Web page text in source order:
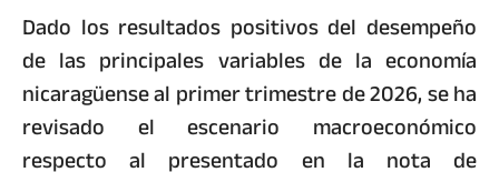
Dado los resultados positivos del desempeño
de las principales variables de la economía
nicaragüense al primer trimestre de 2026, se ha
revisado el escenario macroeconómico
respecto al presentado en la nota de